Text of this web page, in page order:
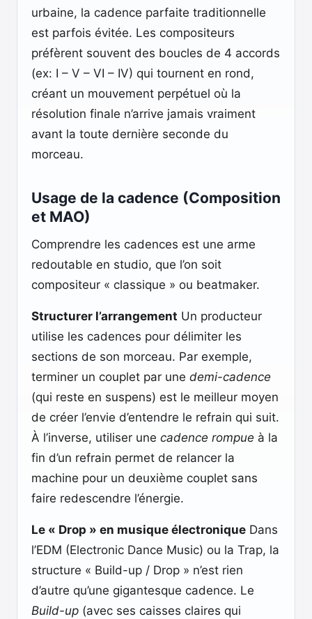
urbaine, la cadence parfaite traditionnelle
est parfois évitée. Les compositeurs
préfèrent souvent des boucles de 4 accords
(ex: I – V – VI – IV) qui tournent en rond,
créant un mouvement perpétuel où la
résolution finale n’arrive jamais vraiment
avant la toute dernière seconde du
morceau.
Usage de la cadence (Composition
et MAO)
Comprendre les cadences est une arme
redoutable en studio, que l’on soit
compositeur « classique » ou beatmaker.
Structurer l’arrangement Un producteur
utilise les cadences pour délimiter les
sections de son morceau. Par exemple,
terminer un couplet par une demi-cadence
(qui reste en suspens) est le meilleur moyen
de créer l’envie d’entendre le refrain qui suit.
À l’inverse, utiliser une cadence rompue à la
fin d’un refrain permet de relancer la
machine pour un deuxième couplet sans
faire redescendre l’énergie.
Le « Drop » en musique électronique Dans
l’EDM (Electronic Dance Music) ou la Trap, la
structure « Build-up / Drop » n’est rien
d’autre qu’une gigantesque cadence. Le
Build-up (avec ses caisses claires qui